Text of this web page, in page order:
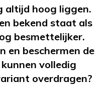
altijd hoog liggen.
bekend staat als
besmettelijker.
en beschermen de
volledig
overdragen?